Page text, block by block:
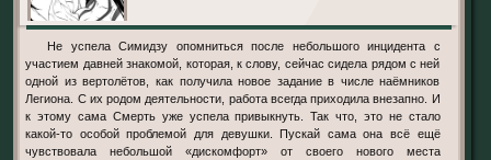
Не успела Симидзу опомниться после небольшого инцидента с
участием давней знакомой, которая, к слову, сейчас сидела рядом с ней
одной из вертолётов, как получила новое задание в числе наёмников
Легиона. С их родом деятельности, работа всегда приходила внезапно. И
к этому сама Смерть уже успела привыкнуть. Так что, это не стало
какой-то особой проблемой для девушки. Пускай сама она всё ещё
чувствовала небольшой «дискомфорт» от своего нового места